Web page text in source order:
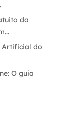
da
Artificial do
O guia